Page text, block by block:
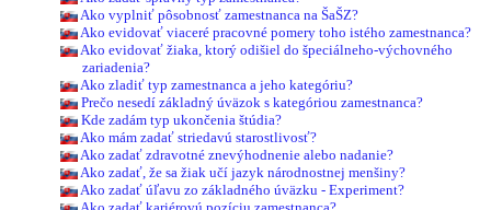
Ako vyplniť pôsobnosť zamestnanca na ŠaŠZ?
Ako evidovať viaceré pracovné pomery toho istého zamestnanca?
Ako evidovať žiaka, ktorý odišiel do špeciálneho-výchovného
zariadenia?
Ako zladiť typ zamestnanca a jeho kategóriu?
Prečo nesedí základný úväzok s kategóriou zamestnanca?
Kde zadám typ ukončenia štúdia?
Ako mám zadať striedavú starostlivosť?
Ako zadať zdravotné znevýhodnenie alebo nadanie?
Ako zadať, že sa žiak učí jazyk národnostnej menšiny?
Ako zadať úľavu zo základného úväzku - Experiment?